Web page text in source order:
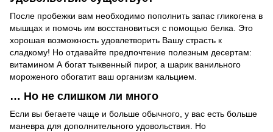
После пробежки вам необходимо пополнить запас гликогена в
мышцах и помочь им восстановиться с помощью белка. Это
хорошая возможность удовлетворить Вашу страсть к
сладкому! Но отдавайте предпочтение полезным десертам:
витамином А богат тыквенный пирог, а шарик ванильного
мороженого обогатит ваш организм кальцием.
… Но не слишком ли много
Если вы бегаете чаще и больше обычного, у вас есть больше
маневра для дополнительного удовольствия. Но